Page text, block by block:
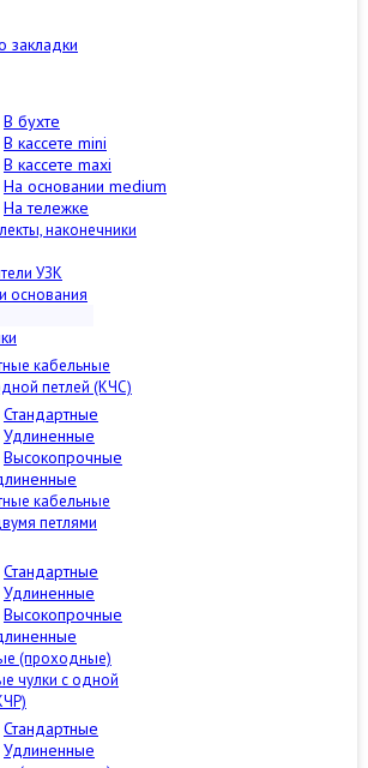
закладки
В бухте
В кассете mini
В кассете maxi
На основании medium
На тележке
наконечники
УЗК
основания
кабельные
петлей (КЧС)
Стандартные
Удлиненные
Высокопрочные
кабельные
петлями
Стандартные
Удлиненные
Высокопрочные
(проходные)
чулки с одной
Стандартные
Удлиненные